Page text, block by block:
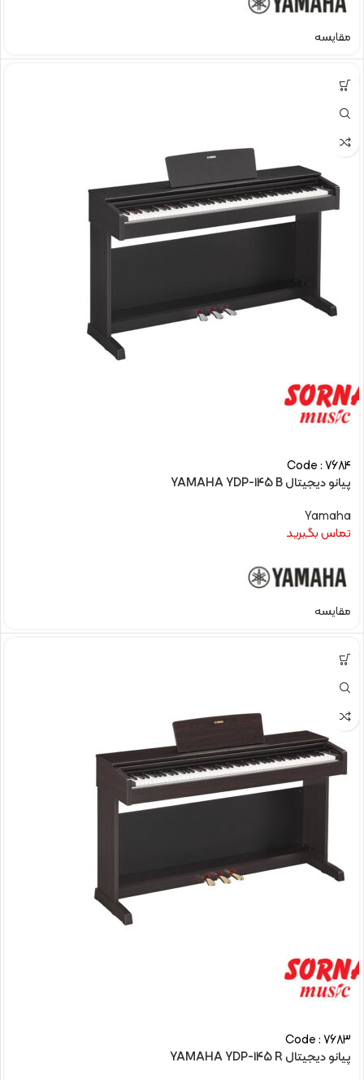
مقایسه
Code : 7684
پیانو دیجیتال YAMAHA YDP-145 B
Yamaha
تماس بگیرید
مقایسه
Code : 7683
پیانو دیجیتال YAMAHA YDP-145 R